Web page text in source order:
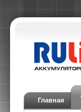
Главная